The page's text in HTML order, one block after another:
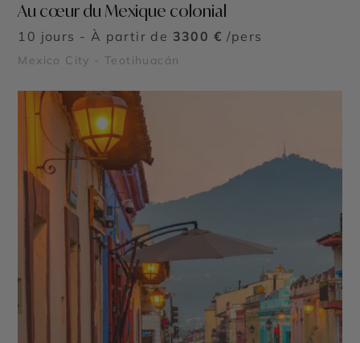
Au cœur du Mexique colonial
10 jours - À partir de 3300 € /pers
Mexico City - Teotihuacán